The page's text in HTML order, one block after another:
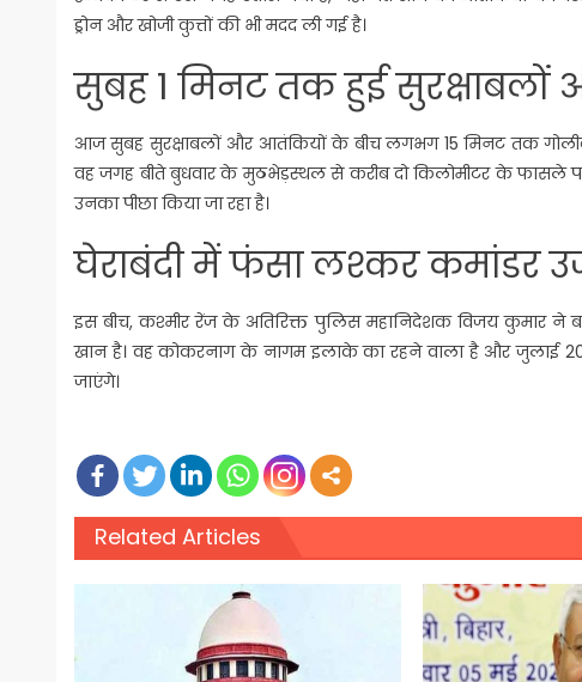
ड्रोन और खोजी कुत्तों की भी मदद ली गई है।
सुबह 1 मिनट तक हुई सुरक्षाबलों
आज सुबह सुरक्षाबलों और आतंकियों के बीच लगभग 15 मिनट तक
वह जगह बीते बुधवार के मुठभेड़स्थल से करीब दो किलोमीटर के फासले
उनका पीछा किया जा रहा है।
घेराबंदी में फंसा लश्कर कमांडर
इस बीच, कश्मीर रेंज के अतिरिक्त पुलिस महानिदेशक विजय कुमार
खान है। वह कोकरनाग के नागम इलाके का रहने वाला है और जुलाई
जाएंगे।
Related Articles